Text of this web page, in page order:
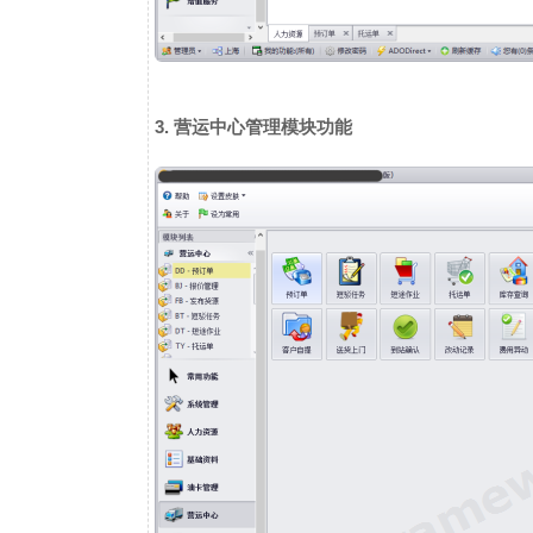
3. 营运中心管理模块功能